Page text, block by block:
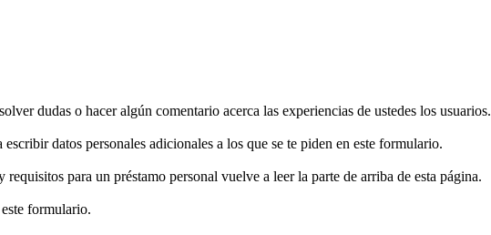
dudas o hacer algún comentario acerca las experiencias de ustedes los usuarios.
datos personales adicionales a los que se te piden en este formulario.
para un préstamo personal vuelve a leer la parte de arriba de esta página.
formulario.